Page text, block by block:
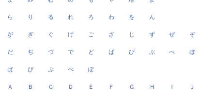
ら り る れ ろ わ を ん
が ぎ ぐ げ ご ざ じ ず ぜ ぞ
だ ぢ づ で ど ば び ぶ べ ぼ
ぱ ぴ ぷ ぺ ぽ
Ａ Ｂ Ｃ Ｄ Ｅ Ｆ Ｇ Ｈ Ｉ Ｊ